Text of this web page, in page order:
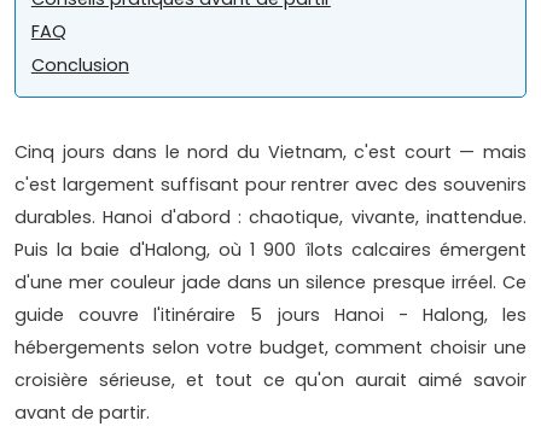
FAQ
Conclusion
Cinq jours dans le nord du Vietnam, c'est court — mais
c'est largement suffisant pour rentrer avec des souvenirs
durables. Hanoi d'abord : chaotique, vivante, inattendue.
Puis la baie d'Halong, où 1 900 îlots calcaires émergent
d'une mer couleur jade dans un silence presque irréel. Ce
guide couvre l'itinéraire 5 jours Hanoi - Halong, les
hébergements selon votre budget, comment choisir une
croisière sérieuse, et tout ce qu'on aurait aimé savoir
avant de partir.